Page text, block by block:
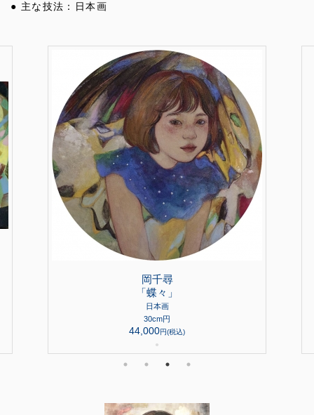
● 主な技法：日本画
岡千尋
「蝶々」
日本画
30cm円
44,000円(税込)
●